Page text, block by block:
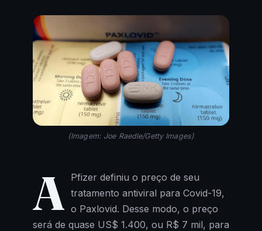
(Imagem: Joe Raedle/Getty Images)
A Pfizer definiu o preço de seu
tratamento antiviral para Covid-19,
o Paxlovid. Desse modo, o preço
será de quase US$ 1.400, ou R$ 7 mil, para